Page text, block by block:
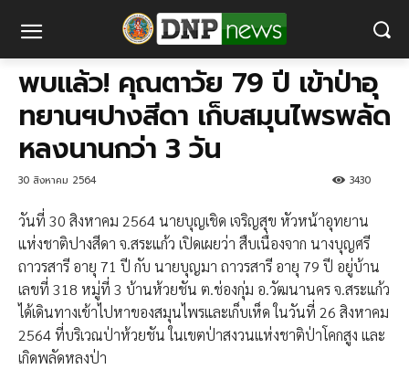
พบแล้ว! คุณตาวัย 79 ปี เข้าป่าอุ
ทยานฯปางสีดา เก็บสมุนไพรพลัด
หลงนานกว่า 3 วัน
30 สิงหาคม 2564 3430
วันที่ 30 สิงหาคม 2564 นายบุญเชิด เจริญสุข หัวหน้าอุทยาน
แห่งชาติปางสีดา จ.สระแก้ว เปิดเผยว่า สืบเนื่องจาก นางบุญศรี
ถาวรสารี อายุ 71 ปี กับ นายบุญมา ถาวรสารี อายุ 79 ปี อยู่บ้าน
เลขที่ 318 หมู่ที่ 3 บ้านห้วยชัน ต.ช่องกุ่ม อ.วัฒนานคร จ.สระแก้ว
ได้เดินทางเข้าไปหาของสมุนไพรและเก็บเห็ด ในวันที่ 26 สิงหาคม
2564 ที่บริเวณป่าห้วยชัน ในเขตป่าสงวนแห่งชาติป่าโคกสูง และ
เกิดพลัดหลงป่า